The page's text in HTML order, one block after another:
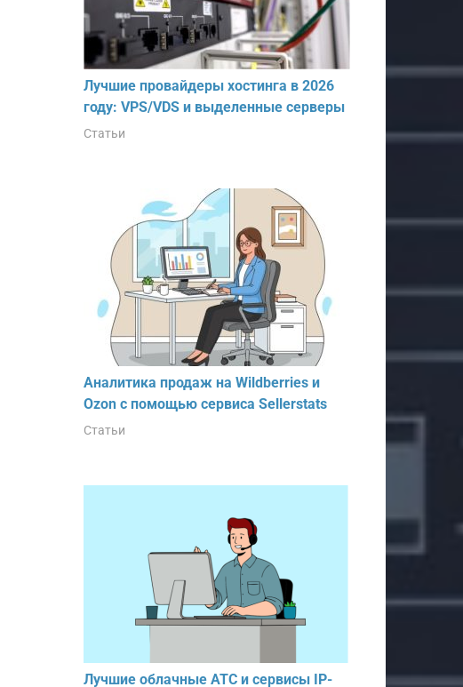
Лучшие провайдеры хостинга в 2026
году: VPS/VDS и выделенные серверы
Статьи
Аналитика продаж на Wildberries и
Ozon с помощью сервиса Sellerstats
Статьи
Лучшие облачные АТС и сервисы IP-